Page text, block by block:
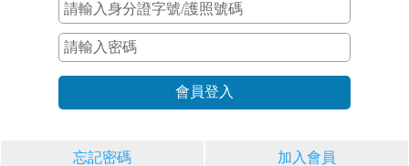
忘記密碼 加入會員